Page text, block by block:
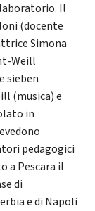
Il
(docente
Simona
Weill
sieben
(musica) e
in
pedagogici
a Pescara il
di
e di Napoli